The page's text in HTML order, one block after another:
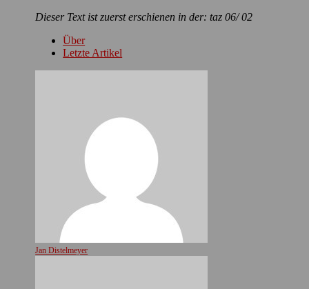
Dieser Text ist zuerst erschienen in der: taz 06/ 02
Über
Letzte Artikel
Jan Distelmeyer